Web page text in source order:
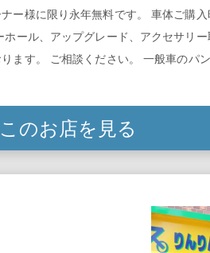
ー様に限り永年無料です。 車体ご購
ール、アップグレード、アクセサリ
ます。 ご相談ください。 一般車のパ
このお店を見る